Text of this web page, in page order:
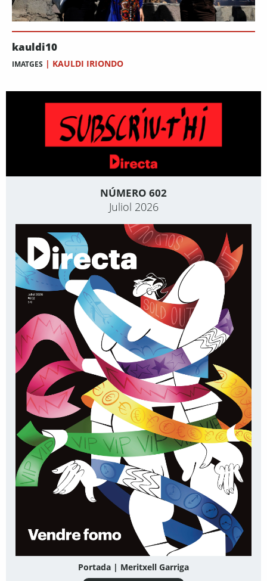
kauldi10
IMATGES | KAULDI IRIONDO
NÚMERO 602
Juliol 2026
Portada | Meritxell Garriga